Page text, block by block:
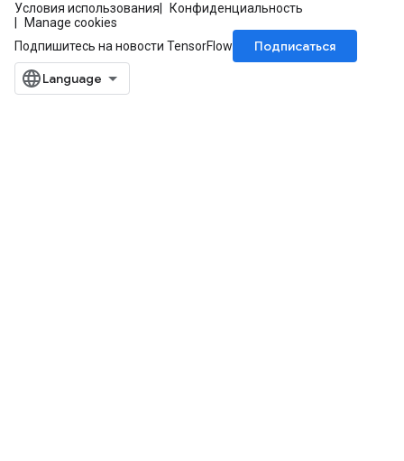
Условия использования
Конфиденциальность
Manage cookies
Подпишитесь на новости TensorFlow
Подписаться